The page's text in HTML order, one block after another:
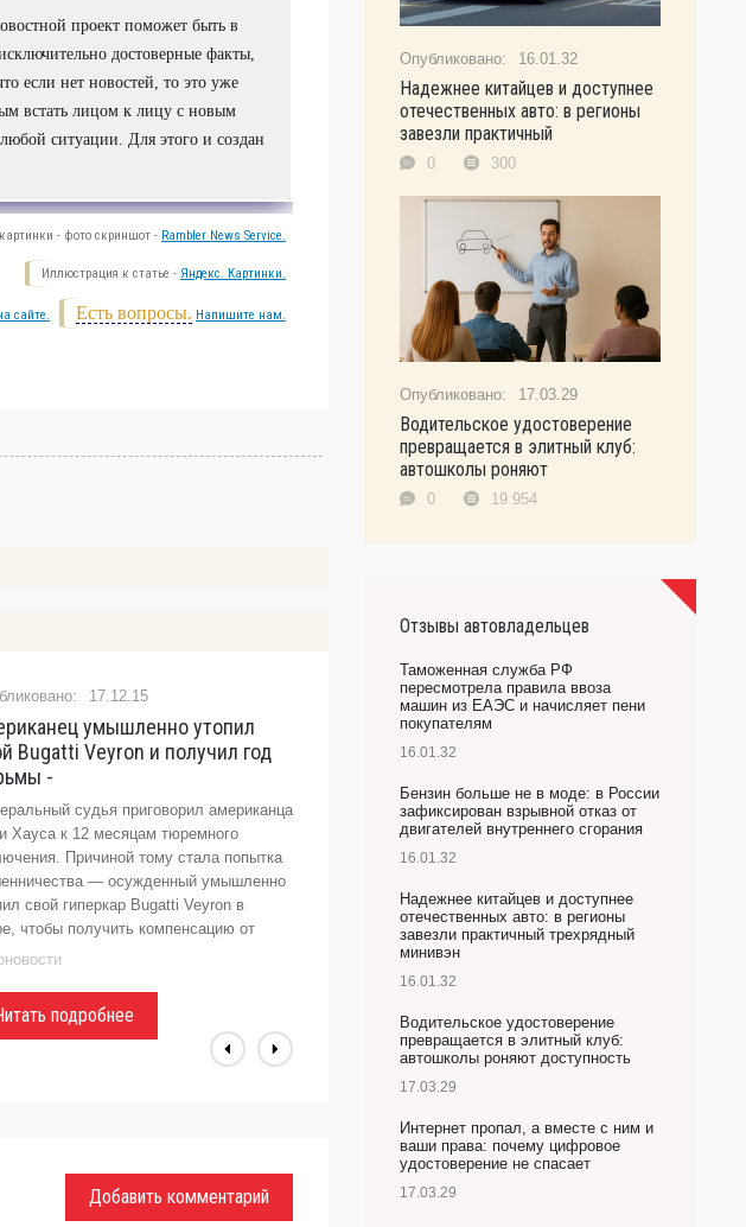
проект поможет быть в
достоверные факты,
если нет новостей, то это уже
встать лицом к лицу с новым
ситуации. Для этого и создан
- фото скриншот - Rambler News Service.
Иллюстрация к статье - Яндекс. Картинки.
Есть вопросы. Напишите нам.
сайте.
17.12.15
умышленно утопил
Bugatti Veyron и получил год
-
судья приговорил американца
Хауса к 12 месяцам тюремного
Причиной тому стала попытка
— осужденный умышленно
свой гиперкар Bugatti Veyron в
чтобы получить компенсацию от
подробнее
Добавить комментарий
16.01.32
Надежнее китайцев и доступнее
отечественных авто: в регионы
завезли практичный
0 300
17.03.29
Водительское удостоверение
превращается в элитный клуб:
автошколы роняют
0 19 954
Отзывы автовладельцев
Таможенная служба РФ
пересмотрела правила ввоза
машин из ЕАЭС и начисляет пени
покупателям
16.01.32
Бензин больше не в моде: в России
зафиксирован взрывной отказ от
двигателей внутреннего сгорания
16.01.32
Надежнее китайцев и доступнее
отечественных авто: в регионы
завезли практичный трехрядный
минивэн
16.01.32
Водительское удостоверение
превращается в элитный клуб:
автошколы роняют доступность
17.03.29
Интернет пропал, а вместе с ним и
ваши права: почему цифровое
удостоверение не спасает
17.03.29